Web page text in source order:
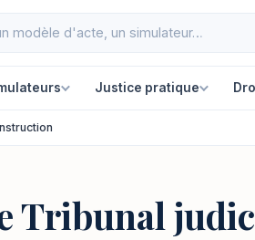
Justice pratique
Tribunal